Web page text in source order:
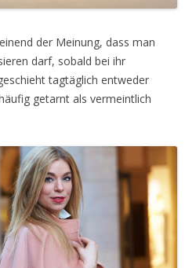
der Meinung, dass man
darf, sobald bei ihr
tagtäglich entweder
getarnt als vermeintlich